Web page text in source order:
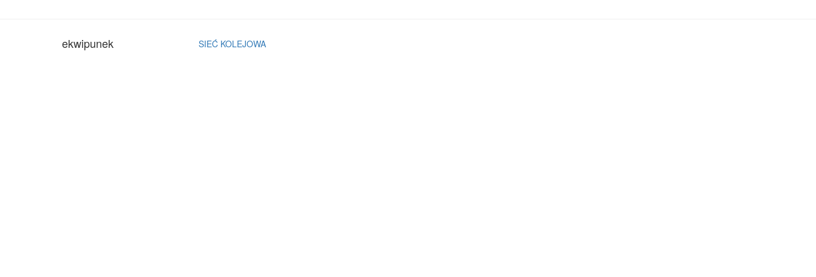
ekwipunek SIEĆ KOLEJOWA